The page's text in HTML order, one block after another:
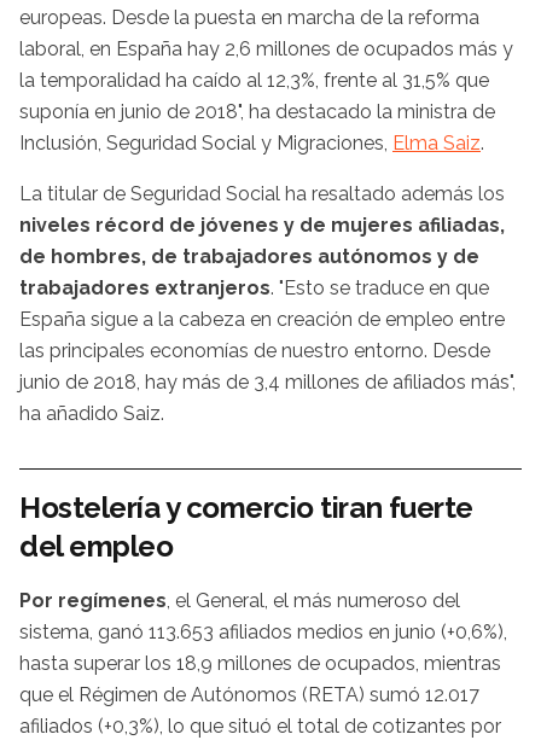
europeas. Desde la puesta en marcha de la reforma
laboral, en España hay 2,6 millones de ocupados más y
la temporalidad ha caído al 12,3%, frente al 31,5% que
suponía en junio de 2018", ha destacado la ministra de
Inclusión, Seguridad Social y Migraciones, Elma Saiz.
La titular de Seguridad Social ha resaltado además los
niveles récord de jóvenes y de mujeres afiliadas,
de hombres, de trabajadores autónomos y de
trabajadores extranjeros. "Esto se traduce en que
España sigue a la cabeza en creación de empleo entre
las principales economías de nuestro entorno. Desde
junio de 2018, hay más de 3,4 millones de afiliados más",
ha añadido Saiz.
Hostelería y comercio tiran fuerte
del empleo
Por regímenes, el General, el más numeroso del
sistema, ganó 113.653 afiliados medios en junio (+0,6%),
hasta superar los 18,9 millones de ocupados, mientras
que el Régimen de Autónomos (RETA) sumó 12.017
afiliados (+0,3%), lo que situó el total de cotizantes por